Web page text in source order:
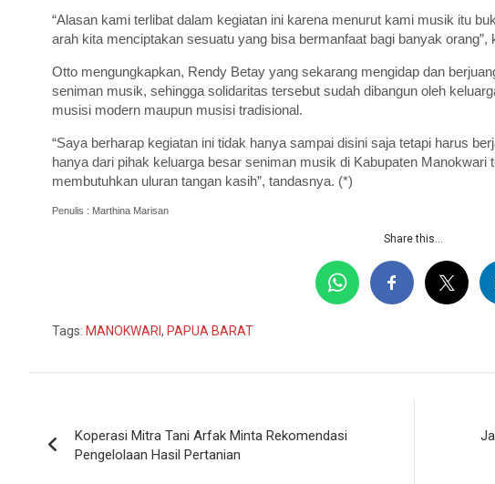
“Alasan kami terlibat dalam kegiatan ini karena menurut kami musik itu
arah kita menciptakan sesuatu yang bisa bermanfaat bagi banyak orang”,
Otto mengungkapkan, Rendy Betay yang sekarang mengidap dan
seniman musik, sehingga solidaritas tersebut sudah dibangun oleh
musisi modern maupun musisi tradisional.
“Saya berharap kegiatan ini tidak hanya sampai disini saja tetapi harus
hanya dari pihak keluarga besar seniman musik di Kabupaten Manokwari
membutuhkan uluran tangan kasih”, tandasnya. (*)
Penulis : Marthina Marisan
Share this...
Tags: MANOKWARI, PAPUA BARAT
pos
Koperasi Mitra Tani Arfak Minta Rekomendasi
Pengelolaan Hasil Pertanian